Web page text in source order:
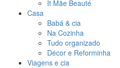
It Mãe Beauté
Casa
Babá & cia
Na Cozinha
Tudo organizado
Décor e Reforminha
Viagens e cia